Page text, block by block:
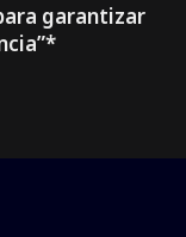
garantizar